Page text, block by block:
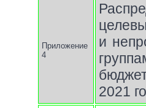
Приложение
4
и
2021